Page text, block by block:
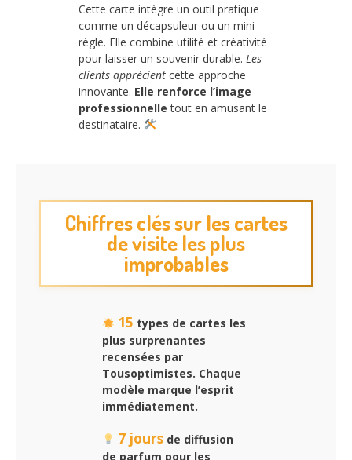
Cette carte intègre un outil pratique
comme un décapsuleur ou un mini-
règle. Elle combine utilité et créativité
pour laisser un souvenir durable. Les
clients apprécient cette approche
innovante. Elle renforce l’image
professionnelle tout en amusant le
destinataire.
Chiffres clés sur les cartes
de visite les plus
improbables
15 types de cartes les
plus surprenantes
recensées par
Tousoptimistes. Chaque
modèle marque l’esprit
immédiatement.
7 joursde diffusion
de parfum pour les